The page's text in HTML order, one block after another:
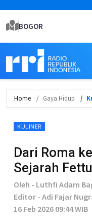
BOGOR
Home Gaya Hidup
KULINER
Dari Roma
Sejarah
Oleh - Luthfi Adam
Editor - Adi Fajar
16 Feb 2026 09:44 WIB